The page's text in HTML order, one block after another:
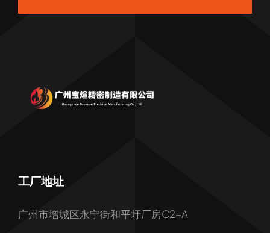
工厂地址
广州市增城区永宁街和平圩厂房C2-A